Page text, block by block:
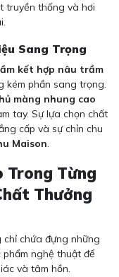
truyền thống và hơi
Sang Trọng
kết hợp nâu trầm
kém phần sang trọng.
màng nhung cao
tay. Sự lựa chọn chất
cấp và sự chỉn chu
Maison.
Trong Từng
Thưởng
chỉ chứa đựng những
nghệ thuật để
và tâm hồn.